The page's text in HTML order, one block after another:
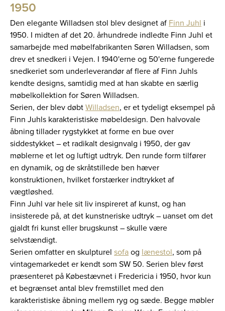
1950
Den elegante Willadsen stol blev designet af Finn Juhl i
1950. I midten af det 20. århundrede indledte Finn Juhl et
samarbejde med møbelfabrikanten Søren Willadsen, som
drev et snedkeri i Vejen. I 1940'erne og 50'erne fungerede
snedkeriet som underleverandør af flere af Finn Juhls
kendte designs, samtidig med at han skabte en særlig
møbelkollektion for Søren Willadsen.
Serien, der blev døbtWilladsen, er et tydeligt eksempel på
Finn Juhls karakteristiske møbeldesign. Den halvovale
åbning tillader rygstykket at forme en bue over
siddestykket – et radikalt designvalg i 1950, der gav
møblerne et let og luftigt udtryk. Den runde form tilfører
en dynamik, og de skråtstillede ben hæver
konstruktionen, hvilket forstærker indtrykket af
vægtløshed.
Finn Juhl var hele sit liv inspireret af kunst, og han
insisterede på, at det kunstneriske udtryk – uanset om det
gjaldt fri kunst eller brugskunst – skulle være
selvstændigt.
Serien omfatter en skulpturel sofaog lænestol, som på
vintagemarkedet er kendt som SW 50. Serien blev først
præsenteret på Købestævnet i Fredericia i 1950, hvor kun
et begrænset antal blev fremstillet med den
karakteristiske åbning mellem ryg og sæde. Begge møbler